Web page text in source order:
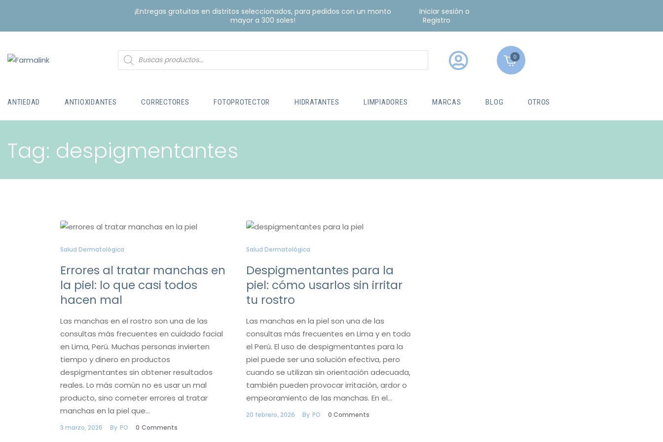
¡Entregas gratuitas en distritos seleccionados, para pedidos con un monto
mayor a 300 soles!
Iniciar sesión o
Registro
0
ANTIEDAD ANTIOXIDANTES CORRECTORES FOTOPROTECTOR HIDRATANTES LIMPIADORES MARCAS BLOG OTROS
Tag: despigmentantes
Salud Dermatológica
Errores al tratar manchas en
la piel: lo que casi todos
hacen mal
Las manchas en el rostro son una de las
consultas más frecuentes en cuidado facial
en Lima, Perú. Muchas personas invierten
tiempo y dinero en productos
despigmentantes sin obtener resultados
reales. Lo más común no es usar un mal
producto, sino cometer errores al tratar
manchas en la piel que…
3 marzo, 2026 By PO 0 Comments
Salud Dermatológica
Despigmentantes para la
piel: cómo usarlos sin irritar
tu rostro
Las manchas en la piel son una de las
consultas más frecuentes en Lima y en todo
el Perú. El uso de despigmentantes para la
piel puede ser una solución efectiva, pero
cuando se utilizan sin orientación adecuada,
también pueden provocar irritación, ardor o
empeoramiento de las manchas. En el…
20 febrero, 2026 By PO 0 Comments